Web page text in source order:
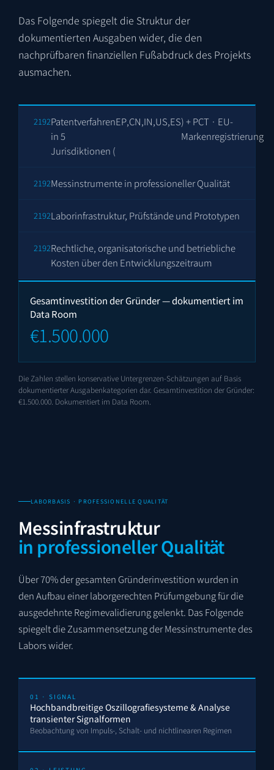
Das Folgende spiegelt die Struktur der
dokumentierten Ausgaben wider, die den
nachprüfbaren finanziellen Fußabdruck des Projekts
ausmachen.
Patentverfahren
in 5
Jurisdiktionen (
EP,CN,IN,US,ES) + PCT · EU-
Markenregistrierung
Messinstrumente in professioneller Qualität
Laborinfrastruktur, Prüfstände und Prototypen
Rechtliche, organisatorische und betriebliche
Kosten über den Entwicklungszeitraum
Gesamtinvestition der Gründer — dokumentiert im
Data Room
€1.500.000
Die Zahlen stellen konservative Untergrenzen-Schätzungen auf Basis
dokumentierter Ausgabenkategorien dar. Gesamtinvestition der Gründer:
€1.500.000. Dokumentiert im Data Room.
LABORBASIS · PROFESSIONELLE QUALITÄT
Messinfrastruktur
in professioneller Qualität
Über 70% der gesamten Gründerinvestition wurden in
den Aufbau einer laborgerechten Prüfumgebung für die
ausgedehnte Regimevalidierung gelenkt. Das Folgende
spiegelt die Zusammensetzung der Messinstrumente des
Labors wider.
01 · SIGNAL
Hochbandbreitige Oszillografiesysteme & Analyse
transienter Signalformen
Beobachtung von Impuls-, Schalt- und nichtlinearen Regimen